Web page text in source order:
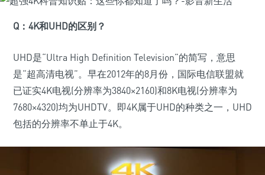
Q： 4K和UHD的区别？
UHD是“Ultra High Definition Television”的简写，意思
是“超高清电视”。早在2012年的8月份，国际电信联盟就
已证实4K电视(分辨率为3840×2160)和8K电视(分辨率为
7680×4320)均为UHDTV。即4K属于UHD的种类之一，UHD
包括的分辨率不单止于4K。